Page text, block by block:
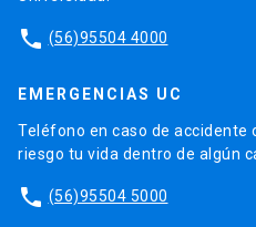
phone (56)95504 4000
EMERGENCIAS UC
Teléfono en caso de accidente
riesgo tu vida dentro de algún
phone (56)95504 5000